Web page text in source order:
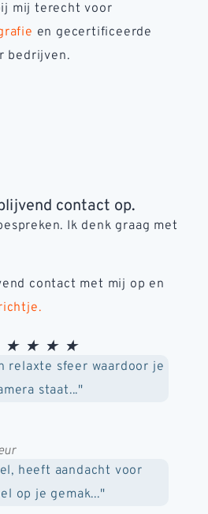
mij terecht voor
en gecertificeerde
bedrijven.
contact op.
Ik denk graag met
contact met mij op en
★ ★ ★ ★
relaxte sfeer waardoor je
staat..."
heeft aandacht voor
op je gemak..."